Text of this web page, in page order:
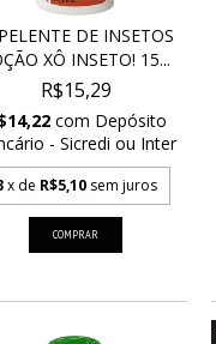
DE INSETOS
XÔ INSETO! 15...
R$15,29
com Depósito
- Sicredi ou Inter
x de R$5,10 sem juros